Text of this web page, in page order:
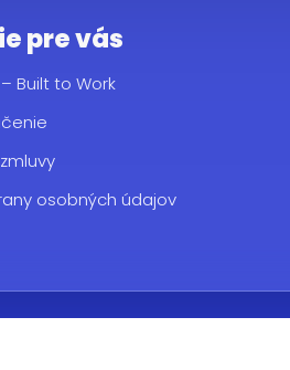
pre vás
– Built to Work
osobných údajov